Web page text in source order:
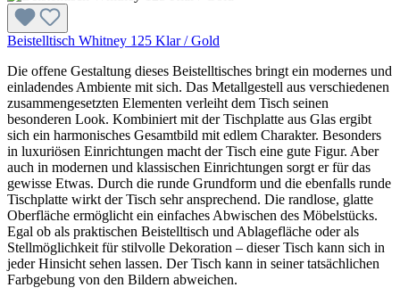
Beistelltisch Whitney 125 Klar / Gold
Die offene Gestaltung dieses Beistelltisches bringt ein modernes und
einladendes Ambiente mit sich. Das Metallgestell aus verschiedenen
zusammengesetzten Elementen verleiht dem Tisch seinen
besonderen Look. Kombiniert mit der Tischplatte aus Glas ergibt
sich ein harmonisches Gesamtbild mit edlem Charakter. Besonders
in luxuriösen Einrichtungen macht der Tisch eine gute Figur. Aber
auch in modernen und klassischen Einrichtungen sorgt er für das
gewisse Etwas. Durch die runde Grundform und die ebenfalls runde
Tischplatte wirkt der Tisch sehr ansprechend. Die randlose, glatte
Oberfläche ermöglicht ein einfaches Abwischen des Möbelstücks.
Egal ob als praktischen Beistelltisch und Ablagefläche oder als
Stellmöglichkeit für stilvolle Dekoration – dieser Tisch kann sich in
jeder Hinsicht sehen lassen. Der Tisch kann in seiner tatsächlichen
Farbgebung von den Bildern abweichen.